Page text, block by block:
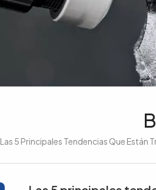
Las 5 Principales Tendencias Que Están